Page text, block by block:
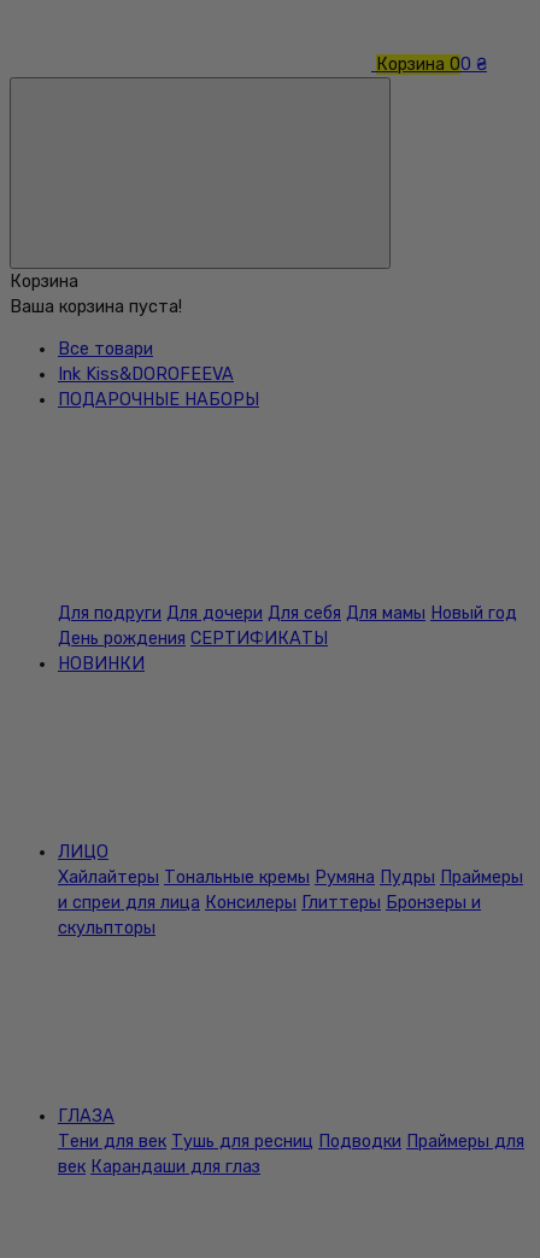
Корзина 00 ₴
Корзина
Ваша корзина пуста!
Все товари
Ink Kiss&DOROFEEVA
ПОДАРОЧНЫЕ НАБОРЫ
Для подруги Для дочери Для себя Для мамы Новый год
День рождения СЕРТИФИКАТЫ
НОВИНКИ
ЛИЦО
Хайлайтеры Тональные кремы Румяна Пудры Праймеры
и спреи для лица Консилеры Глиттеры Бронзеры и
скульпторы
ГЛАЗА
Тени для век Тушь для ресниц Подводки Праймеры для
век Карандаши для глаз